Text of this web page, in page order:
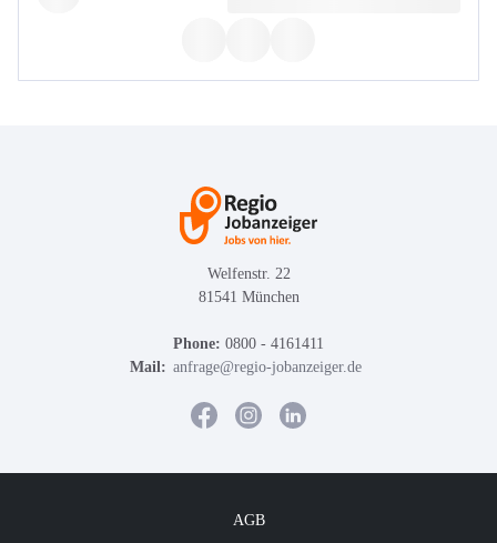
Welfenstr. 22
81541 München
Phone: 0800 - 4161411
Mail: anfrage@regio-jobanzeiger.de
AGB